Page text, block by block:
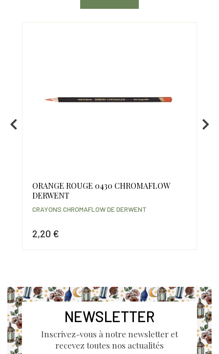
ORANGE ROUGE 0430 CHROMAFLOW
DERWENT
2,20 €
CRAYONS CHROMAFLOW DE DERWENT
NEWSLETTER
Inscrivez-vous à notre newsletter et
recevez toutes nos actualités